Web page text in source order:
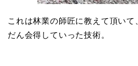
これは林業の師匠に教えて頂いて
だん会得していった技術。